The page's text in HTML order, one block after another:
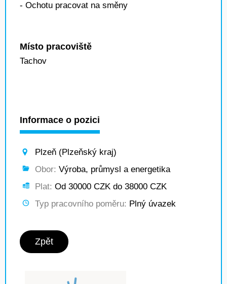
- Ochotu pracovat na směny
Místo pracoviště
Tachov
Informace o pozici
Plzeň (Plzeňský kraj)
Obor: Výroba, průmysl a energetika
Plat: Od 30000 CZK do 38000 CZK
Typ pracovního poměru: Plný úvazek
Zpět